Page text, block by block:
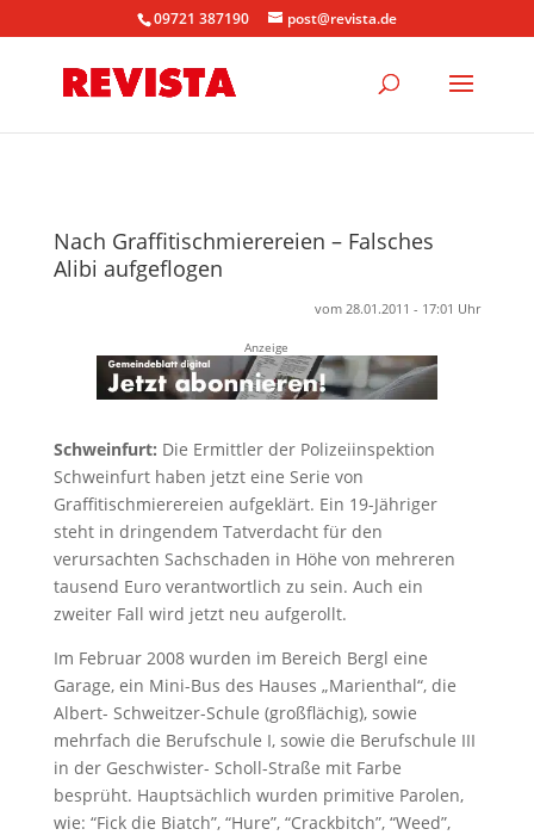
09721 387190 post@revista.de
Nach Graffitischmierereien – Falsches
Alibi aufgeflogen
vom 28.01.2011 - 17:01 Uhr
Anzeige
Schweinfurt: Die Ermittler der Polizeiinspektion
Schweinfurt haben jetzt eine Serie von
Graffitischmierereien aufgeklärt. Ein 19-Jähriger
steht in dringendem Tatverdacht für den
verursachten Sachschaden in Höhe von mehreren
tausend Euro verantwortlich zu sein. Auch ein
zweiter Fall wird jetzt neu aufgerollt.
Im Februar 2008 wurden im Bereich Bergl eine
Garage, ein Mini-Bus des Hauses „Marienthal“, die
Albert- Schweitzer-Schule (großflächig), sowie
mehrfach die Berufschule I, sowie die Berufschule III
in der Geschwister- Scholl-Straße mit Farbe
besprüht. Hauptsächlich wurden primitive Parolen,
wie: “Fick die Biatch”, “Hure”, “Crackbitch”, “Weed”,